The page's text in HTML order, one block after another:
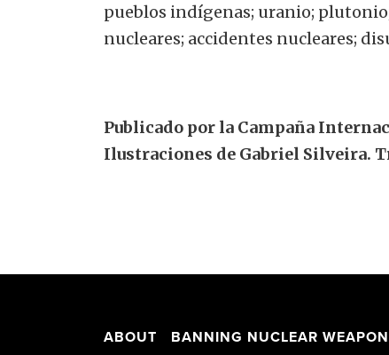
pueblos indígenas; uranio;
nucleares; accidentes nucleares;
Publicado por la Campaña
Ilustraciones de Gabriel Silveira.
ABOUT BANNING NUCLEAR